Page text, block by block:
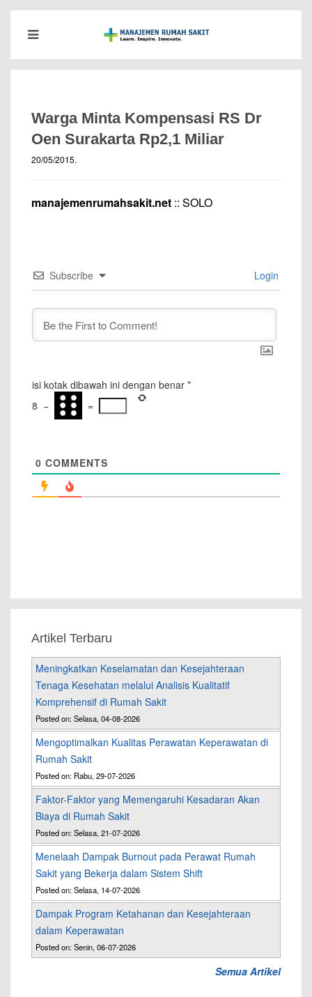
Warga Minta Kompensasi RS Dr
Oen Surakarta Rp2,1 Miliar
20/05/2015.
manajemenrumahsakit.net :: SOLO
Subscribe Login
isi kotak dibawah ini dengan benar *
8 − =
0 COMMENTS
Artikel Terbaru
Meningkatkan Keselamatan dan Kesejahteraan
Tenaga Kesehatan melalui Analisis Kualitatif
Komprehensif di Rumah Sakit
Posted on: Selasa, 04-08-2026
Mengoptimalkan Kualitas Perawatan Keperawatan di
Rumah Sakit
Posted on: Rabu, 29-07-2026
Faktor-Faktor yang Memengaruhi Kesadaran Akan
Biaya di Rumah Sakit
Posted on: Selasa, 21-07-2026
Menelaah Dampak Burnout pada Perawat Rumah
Sakit yang Bekerja dalam Sistem Shift
Posted on: Selasa, 14-07-2026
Dampak Program Ketahanan dan Kesejahteraan
dalam Keperawatan
Posted on: Senin, 06-07-2026
Semua Artikel